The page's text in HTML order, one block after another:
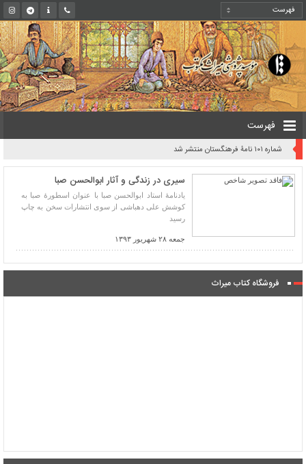
فهرست
شماره ۱۰۱ نامۀ فرهنگستان منتشر شد
سیری در زندگی و آثار ابوالحسن صبا
یادنامۀ استاد ابوالحسن صبا با عنوان اسطورۀ صبا به
کوشش علی دهباشی از سوی انتشارات سخن به چاپ
رسید
جمعه ۲۸ شهریور ۱۳۹۳
فروشگاه کتاب میراث